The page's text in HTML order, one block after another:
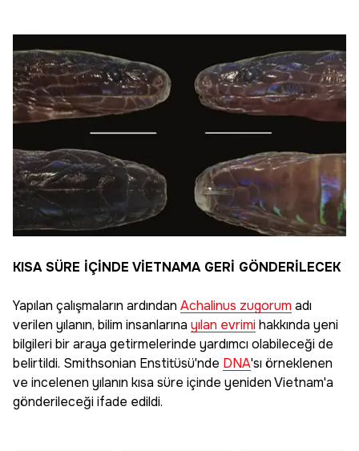
KISA SÜRE İÇİNDE VİETNAMA GERİ GÖNDERİLECEK
Yapılan çalışmaların ardından Achalinus zugorum adı
verilen yılanın, bilim insanlarına yılan evrimihakkında yeni
bilgileri bir araya getirmelerinde yardımcı olabileceği de
belirtildi. Smithsonian Enstitüsü'nde DNA'sı örneklenen
ve incelenen yılanın kısa süre içinde yeniden Vietnam'a
gönderileceği ifade edildi.